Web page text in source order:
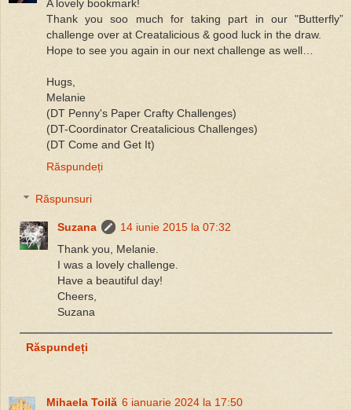
A lovely bookmark!
Thank you soo much for taking part in our "Butterfly”
challenge over at Creatalicious & good luck in the draw.
Hope to see you again in our next challenge as well…
Hugs,
Melanie
(DT Penny's Paper Crafty Challenges)
(DT-Coordinator Creatalicious Challenges)
(DT Come and Get It)
Răspundeți
Răspunsuri
Suzana
14 iunie 2015 la 07:32
Thank you, Melanie.
I was a lovely challenge.
Have a beautiful day!
Cheers,
Suzana
Răspundeți
Mihaela Toilă 6 ianuarie 2024 la 17:50